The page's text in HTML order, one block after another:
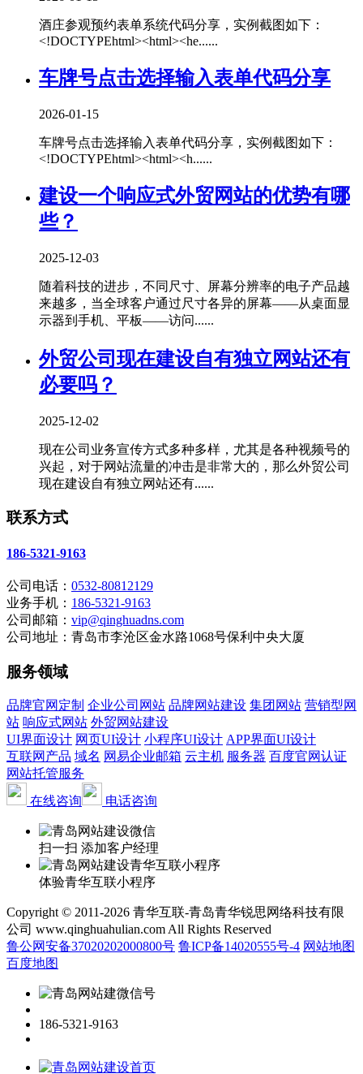
酒庄参观预约表单系统代码分享，实例截图如下：
<!DOCTYPEhtml><html><he......
车牌号点击选择输入表单代码分享
2026-01-15
车牌号点击选择输入表单代码分享，实例截图如下：
<!DOCTYPEhtml><html><h......
建设一个响应式外贸网站的优势有哪
些？
2025-12-03
随着科技的进步，不同尺寸、屏幕分辨率的电子产品越
来越多，当全球客户通过尺寸各异的屏幕——从桌面显
示器到手机、平板——访问......
外贸公司现在建设自有独立网站还有
必要吗？
2025-12-02
现在公司业务宣传方式多种多样，尤其是各种视频号的
兴起，对于网站流量的冲击是非常大的，那么外贸公司
现在建设自有独立网站还有......
联系方式
186-5321-9163
公司电话： 0532-80812129
业务手机： 186-5321-9163
公司邮箱： vip@qinghuadns.com
公司地址：青岛市李沧区金水路1068号保利中央大厦
服务领域
品牌官网定制 企业公司网站 品牌网站建设 集团网站 营销型网
站 响应式网站 外贸网站建设
UI界面设计 网页UI设计 小程序UI设计 APP界面UI设计
互联网产品 域名 网易企业邮箱 云主机 服务器 百度官网认证
网站托管服务
在线咨询
电话咨询
扫一扫 添加客户经理
体验青华互联小程序
Copyright © 2011-2026 青华互联-青岛青华锐思网络科技有限
公司 www.qinghuahulian.com All Rights Reserved
鲁公网安备37020202000800号 鲁ICP备14020555号-4 网站地图
百度地图
186-5321-9163